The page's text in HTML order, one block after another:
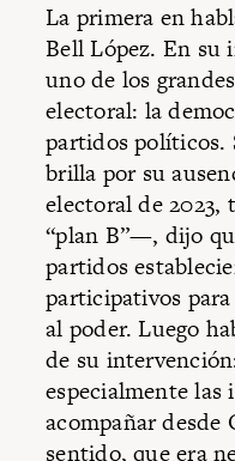
La primera en
Bell López. En su
uno de los
electoral: la
partidos políticos.
brilla por su
electoral de 2023,
“plan B”—, dijo
partidos
participativos
al poder. Luego
de su
especialmente las
acompañar desde
sentido, que era